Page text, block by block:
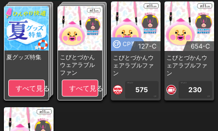
夏グッズ特集
すべて見る
こびとづかん
ウェアラブル
ファン
すべて見る
CP専用127-C
こびとづかんウ
ェアラブルファ
ン
1PLAY
575
CP
654-C
こびとづかんウ
ェアラブルファ
ン
1PLAY
230
CP